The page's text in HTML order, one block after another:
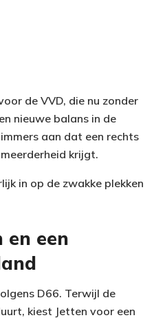
de VVD, die nu zonder
nieuwe balans in de
aan dat een rechts
krijgt.
in op de zwakke plekken
en een
D66. Terwijl de
kiest Jetten voor een